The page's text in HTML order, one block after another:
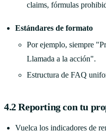
claims, fórmulas
Estándares de formato
Por ejemplo, siempre
Llamada a la acción".
Estructura de FAQ
4.2 Reporting con tu
Vuelca los indicadores de